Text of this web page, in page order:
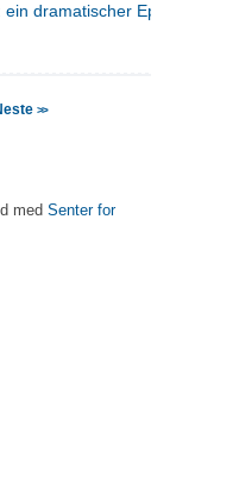
dramatischer Epilog in drei
>>
med Senter for